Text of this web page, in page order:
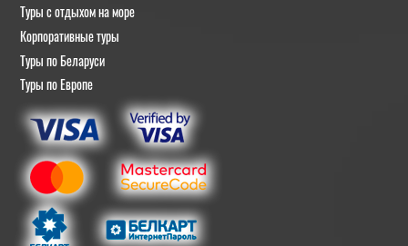
Туры с отдыхом на море
Корпоративные туры
Туры по Беларуси
Туры по Европе